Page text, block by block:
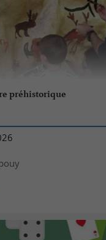
préhistorique